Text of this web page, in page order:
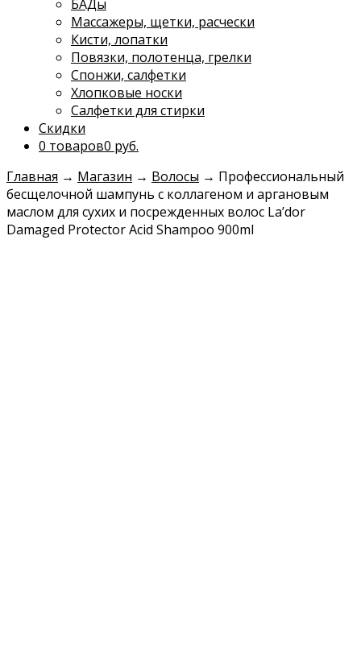
БАДы
Массажеры, щетки, расчески
Кисти, лопатки
Повязки, полотенца, грелки
Спонжи, салфетки
Хлопковые носки
Салфетки для стирки
Скидки
0 товаров0 руб.
Главная → Магазин → Волосы → Профессиональный
бесщелочной шампунь с коллагеном и аргановым
маслом для сухих и посрежденных волос La’dor
Damaged Protector Acid Shampoo 900ml